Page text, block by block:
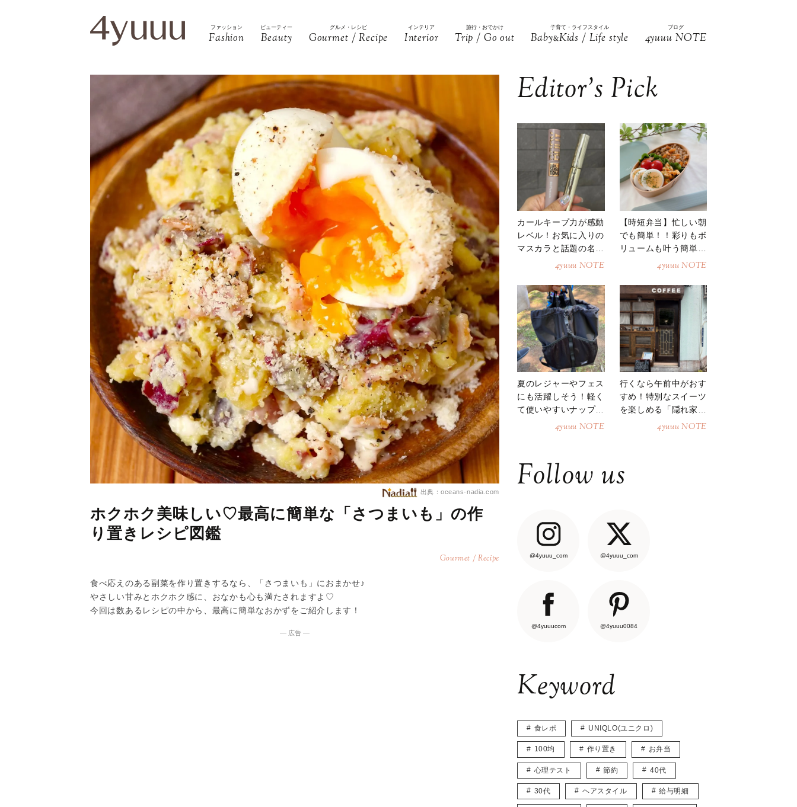
ファッション
Fashion
ビューティー
Beauty
グルメ・レシピ
Gourmet / Recipe
インテリア
Interior
旅行・おでかけ
Trip / Go out
子育て・ライフスタイル
Baby&Kids / Life style
ブログ
4yuuu NOTE
出典：oceans-nadia.com
ホクホク美味しい♡最高に簡単な「さつまいも」の作
り置きレシピ図鑑
Gourmet / Recipe
食べ応えのある副菜を作り置きするなら、「さつまいも」におまかせ♪
やさしい甘みとホクホク感に、おなかも心も満たされますよ♡
今回は数あるレシピの中から、最高に簡単なおかずをご紹介します！
― 広告 ―
Editor’s Pick
カールキープ力が感動
レベル！お気に入りの
マスカラと話題の名品
4yuuu NOTE
【時短弁当】忙しい朝
でも簡単！！彩りもボ
リュームも叶う簡単そ
4yuuu NOTE
夏のレジャーやフェス
にも活躍しそう！軽く
て使いやすいナップサ
4yuuu NOTE
行くなら午前中がおす
すめ！特別なスイーツ
を楽しめる「隠れ家カ
4yuuu NOTE
Follow us
@4yuuu_com @4yuuu_com
@4yuuucom @4yuuu0084
Keyword
食レポ UNIQLO(ユニクロ)
100均 作り置き お弁当
心理テスト 節約 40代
30代 ヘアスタイル 給与明細